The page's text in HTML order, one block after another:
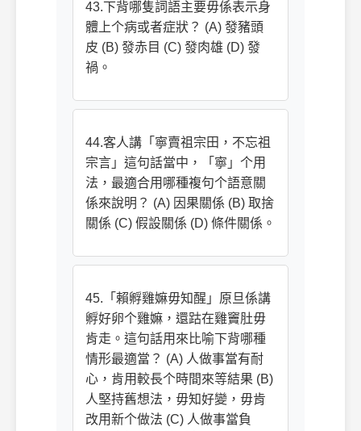
43.下背哪隻詞語主要毋係表示身
體上个病或者症狀？ (A) 發豬頭
皮 (B) 發赤目 (C) 發肉雄 (D) 發
禍。
44.客人講「寧賣祖宗田，不忘祖
宗言」這句話當中，「寧」个用
法，最適合用哪種複句个語意關
係來說明？ (A) 因果關係 (B) 取捨
關係 (C) 假設關係 (D) 條件關係。
45.「賴孵雞嫲毋知醒」原旦係講
孵好卵个雞嫲，還跍在雞竇肚毋
肯走。這句話用來比喻下背哪種
情形最適當？ (A) 人做事當有耐
心，肯用較長个時間來等結果 (B)
人堅持舊想法，毋知好變，毋肯
改用新个做法 (C) 人做事當負